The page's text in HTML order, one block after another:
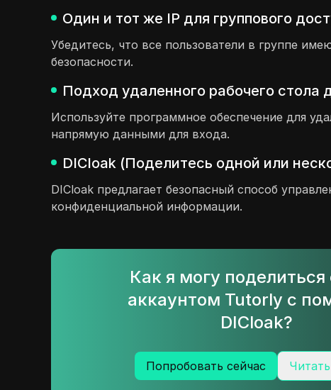
Один и тот же IP для группового
Убедитесь, что все пользователи в группе
безопасности.
Подход удаленного рабочего стола
Используйте программное обеспечение для
напрямую данными для входа.
DICloak (Поделитесь одной или
DICloak предлагает безопасный способ
конфиденциальной информации.
Как я могу
аккаунтом Tutorly с
DICloak?
Попробовать сейчас